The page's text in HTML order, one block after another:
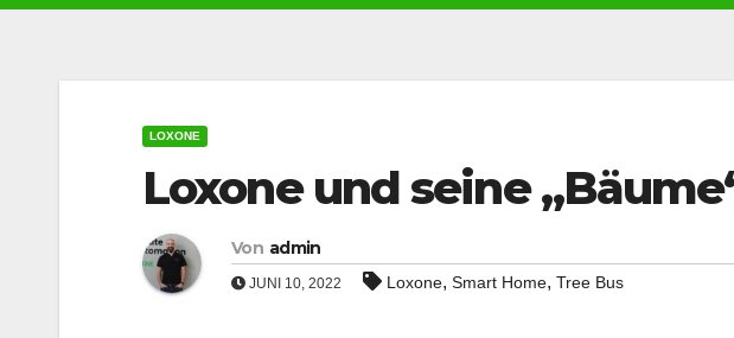
LOXONE
Loxone und seine
Von admin
JUNI 10, 2022 Loxone, Smart Home, Tree Bus